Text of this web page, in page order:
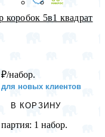
коробок 5в1 квадрат
₽/набор.
новых клиентов
В КОРЗИНУ
1 набор.